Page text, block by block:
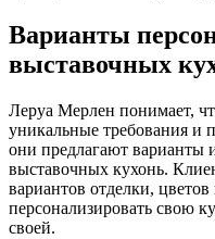
Варианты
выставочных
Леруа Мерлен понимает,
уникальные требования и
они предлагают варианты
выставочных кухонь.
вариантов отделки,
персонализировать свою
своей.